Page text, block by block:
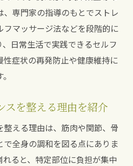
専門家の指導のもとでストレ
フマッサージ法などを段階的に
日常生活で実践できるセルフ
症状の再発防止や健康維持に
スを整える理由を紹介
える理由は、筋肉や関節、骨
全身の調和を図る点にありま
ると、特定部位に負担が集中